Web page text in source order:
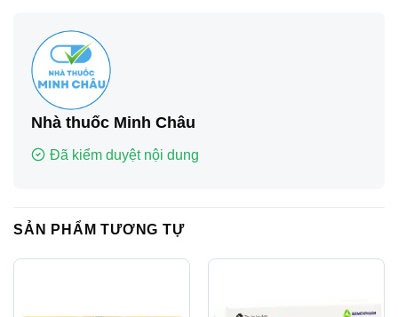
Nhà thuốc Minh Châu
Đã kiểm duyệt nội dung
SẢN PHẨM TƯƠNG TỰ